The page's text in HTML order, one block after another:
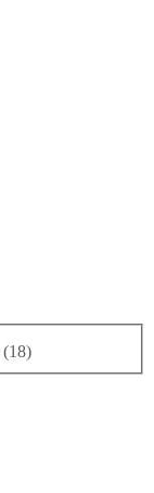
(18)